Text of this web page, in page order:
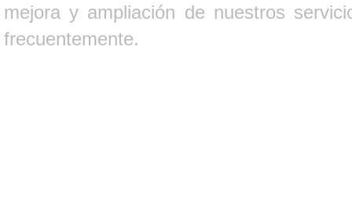
mejora y ampliación de nuestros
frecuentemente.